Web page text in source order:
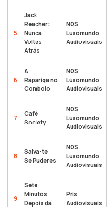
5
Jack
Reacher:
Nunca
Voltes
Atrás
NOS
Lusomundo
Audiovisuais
6
A
Rapariga no
Comboio
NOS
Lusomundo
Audiovisuais
7
Café
Society
NOS
Lusomundo
Audiovisuais
8
Salva-te
Se Puderes
NOS
Lusomundo
Audiovisuais
9
Sete
Minutos
Depois da
Pris
Audiovisuais